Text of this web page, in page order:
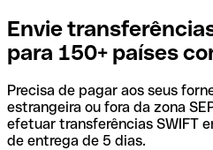
Envie
para 150+ países
Precisa de pagar aos seus
estrangeira ou fora da zona
efetuar transferências SWIFT
de entrega de 5 dias.